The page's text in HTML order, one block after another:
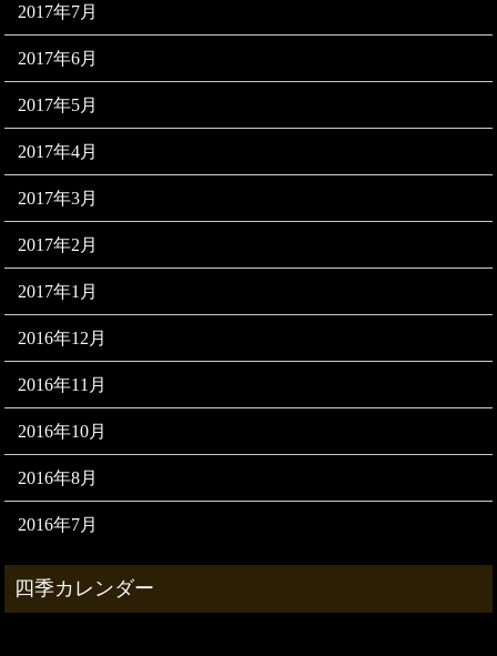
2017年7月
2017年6月
2017年5月
2017年4月
2017年3月
2017年2月
2017年1月
2016年12月
2016年11月
2016年10月
2016年8月
2016年7月